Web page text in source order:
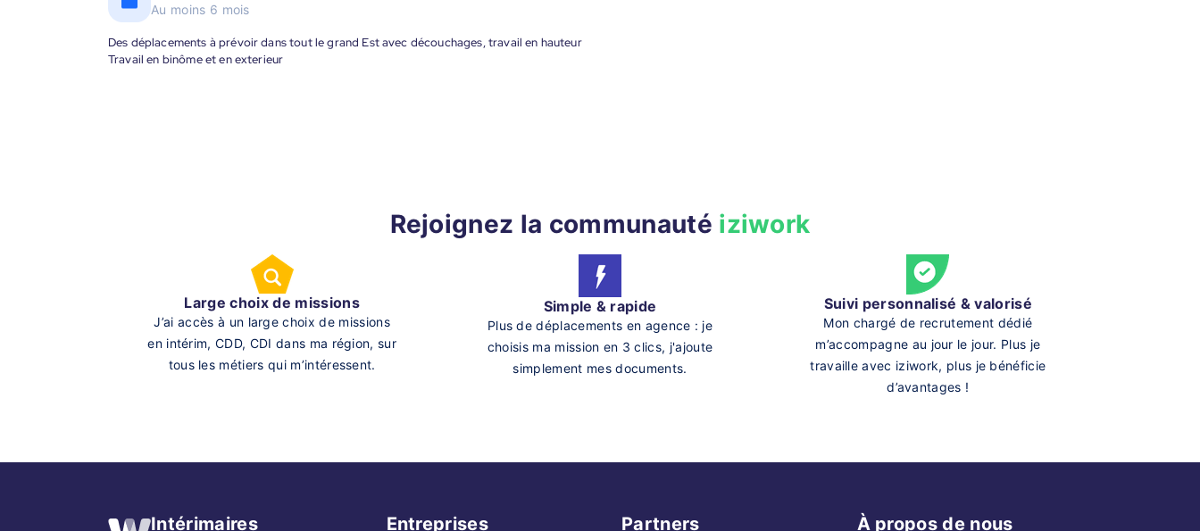
Au moins 6 mois
Des déplacements à prévoir dans tout le grand Est avec découchages, travail en hauteur
Travail en binôme et en exterieur
Rejoignez la communauté iziwork
Large choix de missions
J’ai accès à un large choix de missions
en intérim, CDD, CDI dans ma région, sur
tous les métiers qui m’intéressent.
Simple & rapide
Plus de déplacements en agence : je
choisis ma mission en 3 clics, j'ajoute
simplement mes documents.
Suivi personnalisé & valorisé
Mon chargé de recrutement dédié
m’accompagne au jour le jour. Plus je
travaille avec iziwork, plus je bénéficie
d’avantages !
Intérimaires Entreprises Partners À propos de nous